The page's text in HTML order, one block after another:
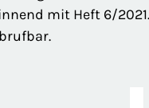
mit Heft 6/